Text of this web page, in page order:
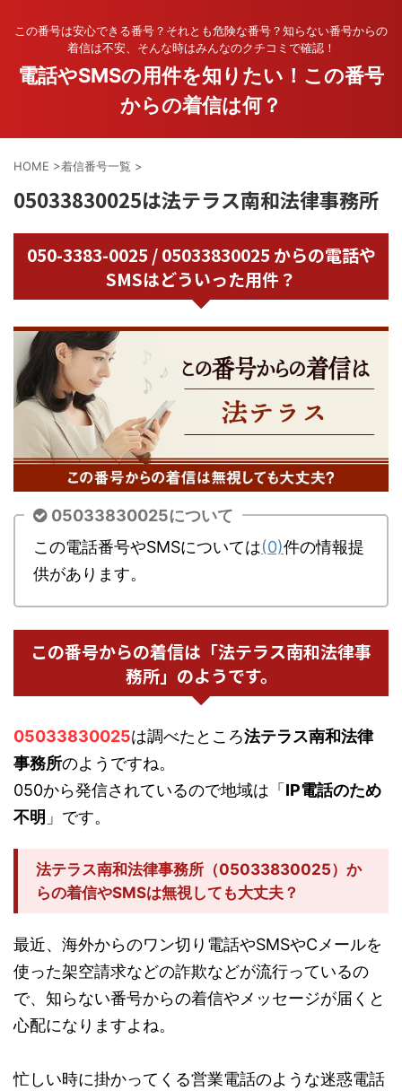
この番号は安心できる番号？それとも危険な番号？知らない番号からの
着信は不安、そんな時はみんなのクチコミで確認！
電話やSMSの用件を知りたい！この番号
からの着信は何？
HOME >着信番号一覧 >
05033830025は法テラス南和法律事務所
050-3383-0025 / 05033830025 からの電話や
SMSはどういった用件？
05033830025について
この電話番号やSMSについては(0)件の情報提
供があります。
この番号からの着信は「法テラス南和法律事
務所」のようです。
05033830025は調べたところ法テラス南和法律
事務所のようですね。
050から発信されているので地域は「 IP電話のため
不明 」です。
法テラス南和法律事務所（05033830025）か
らの着信やSMSは無視しても大丈夫？
最近、海外からのワン切り電話やSMSやCメールを
使った架空請求などの詐欺などが流行っているの
で、知らない番号からの着信やメッセージが届くと
心配になりますよね。
忙しい時に掛かってくる営業電話のような迷惑電話